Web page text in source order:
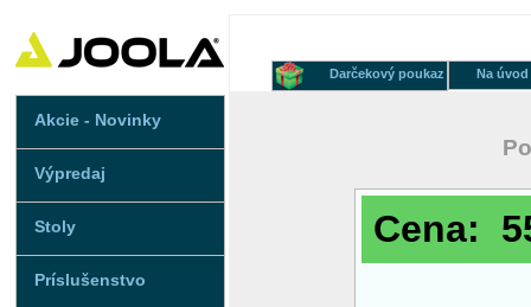
Akcie - Novinky
Výpredaj
Stoly
Príslušenstvo
Na úvod
Darčekový poukaz
Cena: